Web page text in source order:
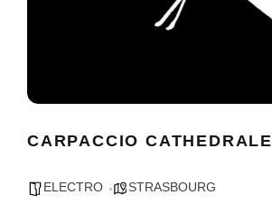
CARPACCIO CATHEDRALE
ELECTRO STRASBOURG